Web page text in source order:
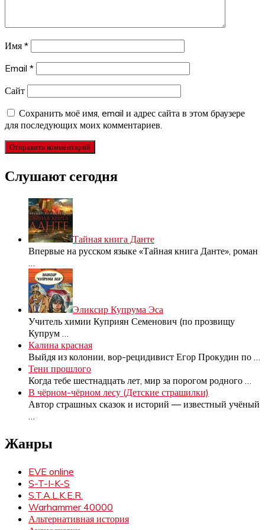
Имя *
Email *
Сайт
Сохранить моё имя, email и адрес сайта в этом браузере
для последующих моих комментариев.
Слушают сегодня
Тайная книга Данте
Впервые на русском языке «Тайная книга Данте», роман
Эликсир Купрума Эса
Учитель химии Куприян Семенович (по прозвищу
Купрум
Калина красная
Выйдя из колонии, вор-рецидивист Егор Прокудин по
Тени прошлого
Когда тебе шестнадцать лет, мир за порогом родного
В чёрном-чёрном лесу (Детские страшилки)
Автор страшных сказок и историй — известный учёный
Жанры
EVE online
S-T-I-K-S
S.T.A.L.K.E.R.
Warhammer 40000
Альтернативная история